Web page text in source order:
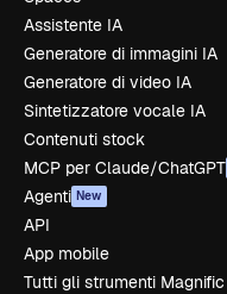
Assistente IA
Generatore di immagini IA
Generatore di video IA
Sintetizzatore vocale IA
Contenuti stock
MCP per Claude/ChatGPT
Agenti New
API
App mobile
Tutti gli strumenti Magnific